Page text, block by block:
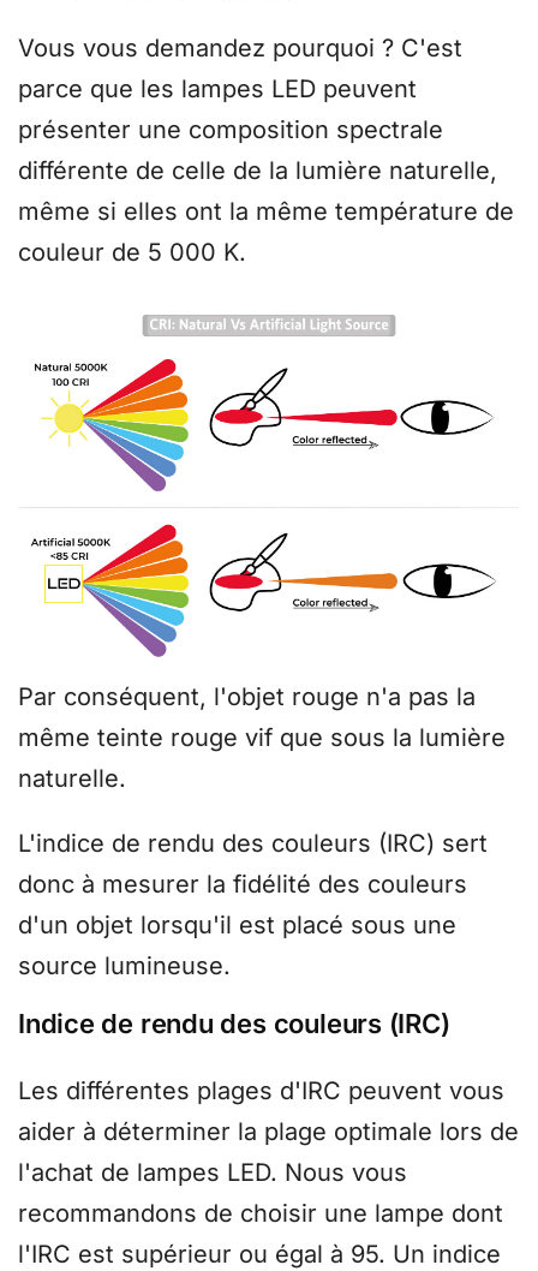
Vous vous demandez pourquoi ? C'est
parce que les lampes LED peuvent
présenter une composition spectrale
différente de celle de la lumière naturelle,
même si elles ont la même température de
couleur de 5 000 K.
Par conséquent, l'objet rouge n'a pas la
même teinte rouge vif que sous la lumière
naturelle.
L'indice de rendu des couleurs (IRC) sert
donc à mesurer la fidélité des couleurs
d'un objet lorsqu'il est placé sous une
source lumineuse.
Indice de rendu des couleurs (IRC)
Les différentes plages d'IRC peuvent vous
aider à déterminer la plage optimale lors de
l'achat de lampes LED. Nous vous
recommandons de choisir une lampe dont
l'IRC est supérieur ou égal à 95. Un indice